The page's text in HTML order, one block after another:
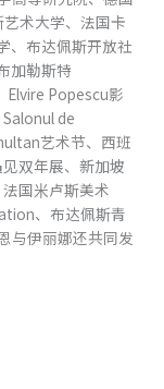
术⼤学、法国卡
、布达佩斯开放社
加勒斯特
Elvire Popescu影
de
艺术节、西班
双年展、新加坡
国⽶卢斯美术
、布达佩斯青
与伊丽娜还共同发